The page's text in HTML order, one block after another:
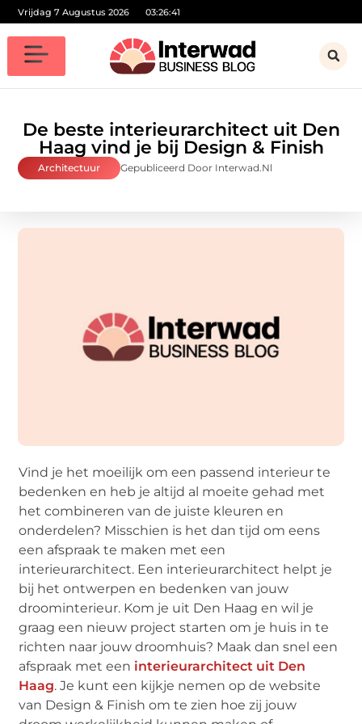
Vrijdag 7 Augustus 2026 03:26:42
De beste interieurarchitect uit Den
Haag vind je bij Design & Finish
Architectuur Gepubliceerd Door Interwad.nl
Vind je het moeilijk om een passend interieur te
bedenken en heb je altijd al moeite gehad met
het combineren van de juiste kleuren en
onderdelen? Misschien is het dan tijd om eens
een afspraak te maken met een
interieurarchitect. Een interieurarchitect helpt je
bij het ontwerpen en bedenken van jouw
droominterieur. Kom je uit Den Haag en wil je
graag een nieuw project starten om je huis in te
richten naar jouw droomhuis? Maak dan snel een
afspraak met een interieurarchitect uit Den
Haag. Je kunt een kijkje nemen op de website
van Design & Finish om te zien hoe zij jouw